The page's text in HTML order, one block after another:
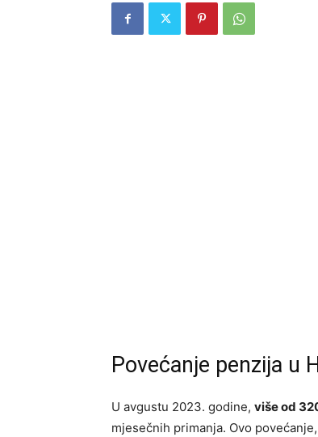
Povećanje penzija u
U avgustu 2023. godine, više od
mjesečnih primanja. Ovo